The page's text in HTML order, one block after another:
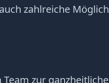
zahlreiche
zur